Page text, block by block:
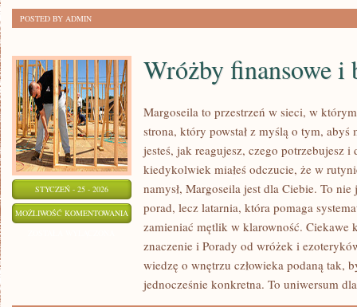
POSTED BY ADMIN
STYCZEŃ - 25 - 2026
MOŻLIWOŚĆ KOMENTOWANIA WRÓŻBY
FINANSOWE
BIZNESOWE
Wróżby finansowe i
Margoseila to przestrzeń w sieci, w
strona, który powstał z myślą o tym, abyś
jesteś, jak reagujesz, czego potrzebujesz i
kiedykolwiek miałeś odczucie, że w
namysł, Margoseila jest dla Ciebie. To
porad, lecz latarnia, która pomaga
zamieniać mętlik w klarowność. Ciekawe
znaczenie i Porady od wróżek i
wiedzę o wnętrzu człowieka podaną tak,
jednocześnie konkretna. To uniwersum